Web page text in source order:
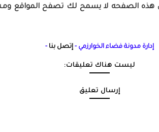
هذه الصفحه لا يسمح لك تصفح المواقع
إدارة مدونة فضاء الخوارزمي - إتصل بنا -
ليست هناك تعليقات:
إرسال تعليق